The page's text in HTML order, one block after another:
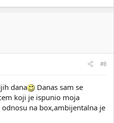
#8
dana
Danas sam se
koji je ispunio moja
na box,ambijentalna je